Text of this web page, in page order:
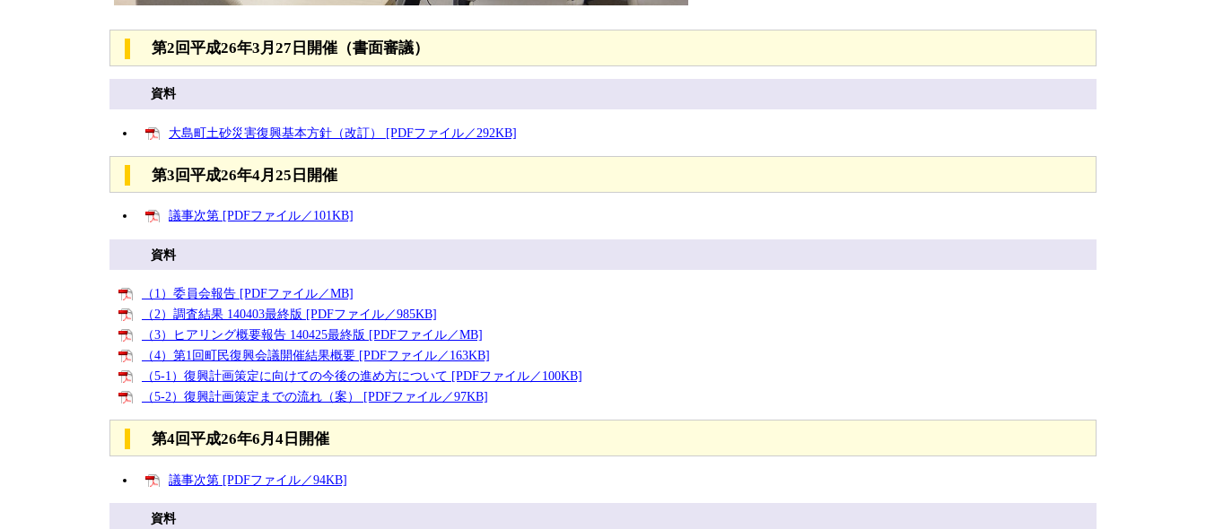
第2回平成26年3月27日開催（書面審議）
資料
大島町土砂災害復興基本方針（改訂） [PDFファイル／292KB]
第3回平成26年4月25日開催
議事次第 [PDFファイル／101KB]
資料
（1）委員会報告 [PDFファイル／MB]
（2）調査結果 140403最終版 [PDFファイル／985KB]
（3）ヒアリング概要報告 140425最終版 [PDFファイル／MB]
（4）第1回町民復興会議開催結果概要 [PDFファイル／163KB]
（5-1）復興計画策定に向けての今後の進め方について [PDFファイル／100KB]
（5-2）復興計画策定までの流れ（案） [PDFファイル／97KB]
第4回平成26年6月4日開催
議事次第 [PDFファイル／94KB]
資料